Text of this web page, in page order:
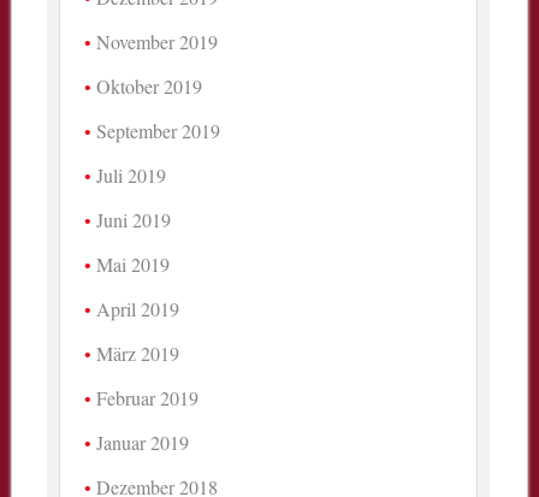
November 2019
Oktober 2019
September 2019
Juli 2019
Juni 2019
Mai 2019
April 2019
März 2019
Februar 2019
Januar 2019
Dezember 2018